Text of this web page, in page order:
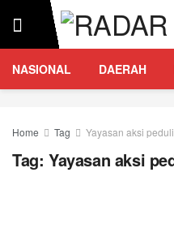
NASIONAL DAERAH
Home Tag Yayasan aksi
Tag: Yayasan aksi